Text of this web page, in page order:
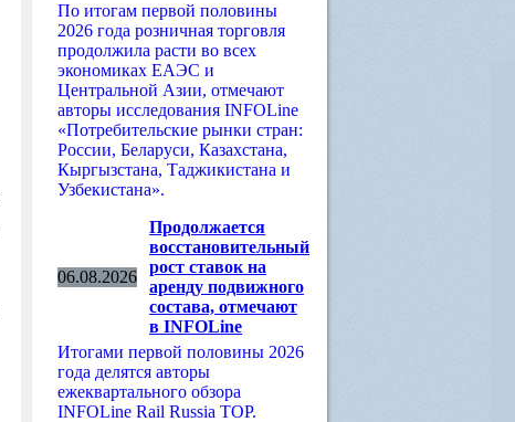
По итогам первой половины
2026 года розничная торговля
продолжила расти во всех
экономиках ЕАЭС и
Центральной Азии, отмечают
авторы исследования INFOLine
«Потребительские рынки стран:
России, Беларуси, Казахстана,
Кыргызстана, Таджикистана и
Узбекистана».
06.08.2026
Продолжается
восстановительный
рост ставок на
аренду подвижного
состава, отмечают
в INFOLine
Итогами первой половины 2026
года делятся авторы
ежеквартального обзора
INFOLine Rail Russia TOP.